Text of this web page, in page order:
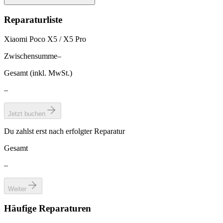
Reparaturliste
Xiaomi Poco X5 / X5 Pro
Zwischensumme–
Gesamt (inkl. MwSt.)
–
Jetzt buchen
Du zahlst erst nach erfolgter Reparatur
Gesamt
–
Weiter
Häufige Reparaturen